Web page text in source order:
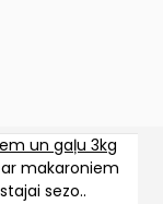
un gaļu 3kg
makaroniem
sezo..